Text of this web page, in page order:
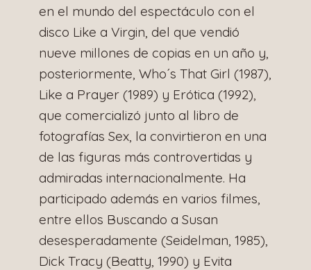
en el mundo del espectáculo con el
disco Like a Virgin, del que vendió
nueve millones de copias en un año y,
posteriormente, Who´s That Girl (1987),
Like a Prayer (1989) y Erótica (1992),
que comercializó junto al libro de
fotografías Sex, la convirtieron en una
de las figuras más controvertidas y
admiradas internacionalmente. Ha
participado además en varios filmes,
entre ellos Buscando a Susan
desesperadamente (Seidelman, 1985),
Dick Tracy (Beatty, 1990) y Evita